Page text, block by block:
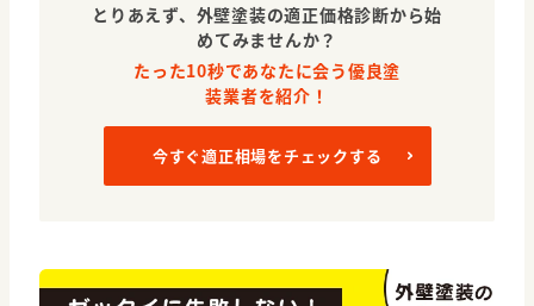
とりあえず、外壁塗装の適正価格診断から始
めてみませんか？
たった10秒であなたに会う優良塗
装業者を紹介！
今すぐ適正相場をチェックする